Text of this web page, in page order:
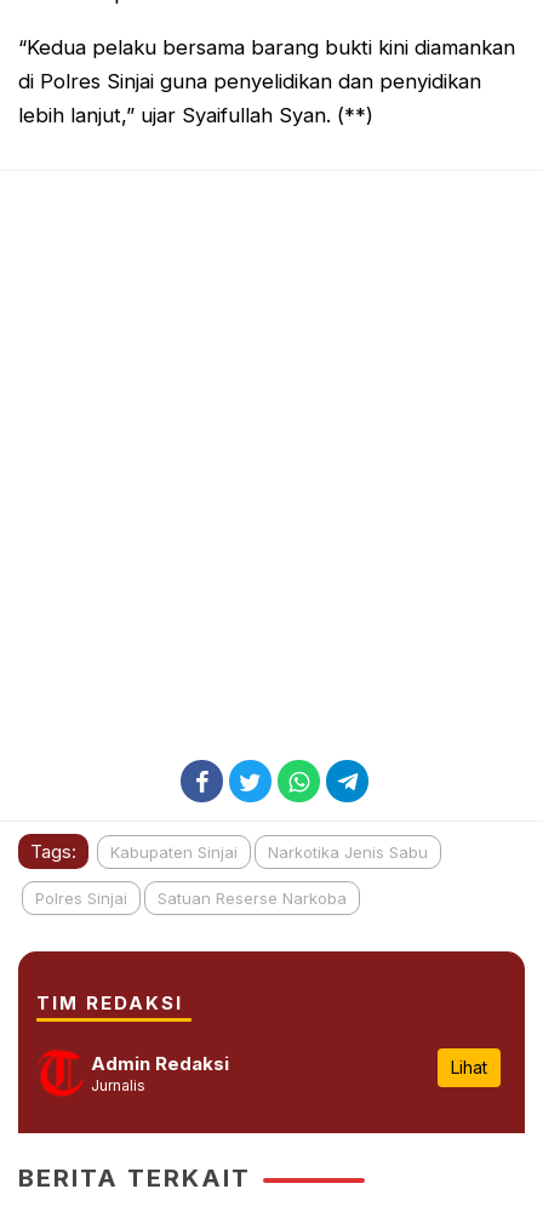
“Kedua pelaku bersama barang bukti kini diamankan
di Polres Sinjai guna penyelidikan dan penyidikan
lebih lanjut,” ujar Syaifullah Syan. (**)
Tags: Kabupaten Sinjai Narkotika Jenis Sabu
Polres Sinjai Satuan Reserse Narkoba
TIM REDAKSI
Admin Redaksi
Jurnalis
Lihat
BERITA TERKAIT